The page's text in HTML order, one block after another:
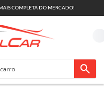
COMPLETA DO MERCADO!